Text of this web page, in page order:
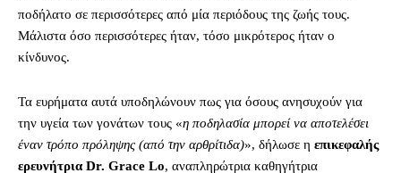
ποδήλατο σε περισσότερες από μία περιόδους της ζωής τους.
Μάλιστα όσο περισσότερες ήταν, τόσο μικρότερος ήταν ο
κίνδυνος.
Τα ευρήματα αυτά υποδηλώνουν πως για όσους ανησυχούν για
την υγεία των γονάτων τους «η ποδηλασία μπορεί να αποτελέσει
έναν τρόπο πρόληψης (από την αρθρίτιδα)», δήλωσε η επικεφαλής
ερευνήτρια Dr. Grace Lo, αναπληρώτρια καθηγήτρια